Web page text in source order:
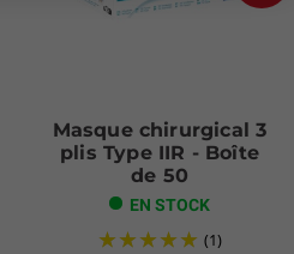
Masque chirurgical 3
plis Type IIR - Boîte
de 50
EN STOCK
(1)